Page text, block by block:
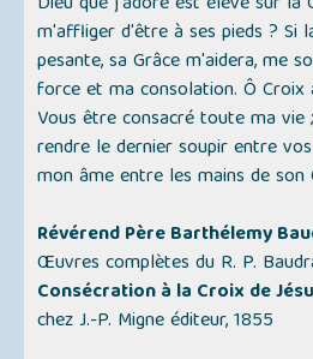
m'affliger d'être à ses pieds ? Si
pesante, sa Grâce m'aidera, me
force et ma consolation. Ô Croix
Vous être consacré toute ma vie
rendre le dernier soupir entre
mon âme entre les mains de son
Révérend Père Barthélemy
Œuvres complètes du R. P.
Consécration à la Croix de
chez J.-P. Migne éditeur, 1855